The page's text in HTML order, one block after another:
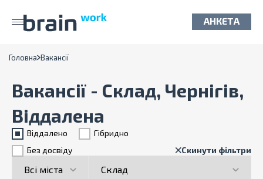
АНКЕТА
Головна Вакансії
Вакансії - Склад, Чернігів,
Віддалена
Віддалено
Гiбридно
Без досвіду
Скинути фільтри